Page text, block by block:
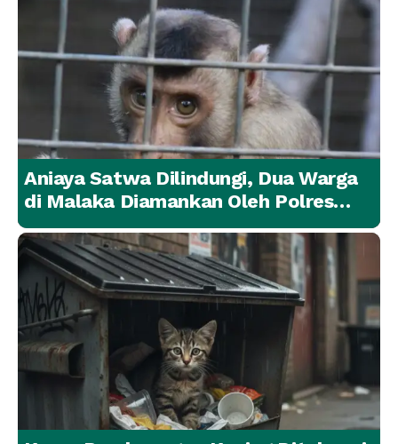
Aniaya Satwa Dilindungi, Dua Warga
di Malaka Diamankan Oleh Polres
Malaka